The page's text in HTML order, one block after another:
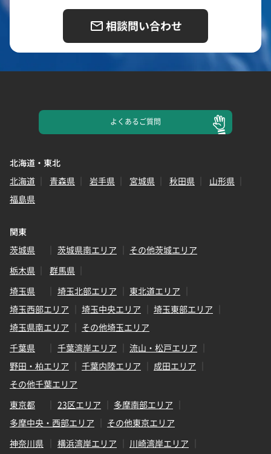
相談問い合わせ
よくあるご質問
北海道・東北
北海道
青森県 岩手県 宮城県 秋田県
山形県
福島県
関東
茨城県
茨城県南エリア
その他茨城エリア
栃木県
群馬県
埼玉県
埼玉北部エリア
東北道エリア
埼玉西部エリア
埼玉中央エリア
埼玉東部エリア
埼玉県南エリア
その他埼玉エリア
千葉県
千葉湾岸エリア
流山・松戸エリア
野田・柏エリア
千葉内陸エリア
成田エリア
その他千葉エリア
東京都
23区エリア
多摩南部エリア
多摩中央・西部エリア
その他東京エリア
神奈川県
横浜湾岸エリア
川崎湾岸エリア